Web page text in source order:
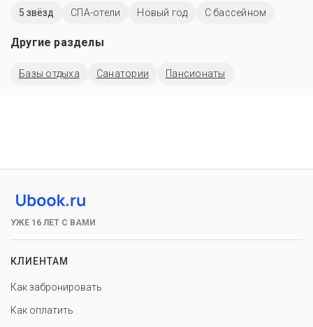
5 звёзд СПА-отели Новый год C бассейном
Другие разделы
Базы отдыха Санатории Пансионаты
УЖЕ 16 ЛЕТ С ВАМИ
КЛИЕНТАМ
Как забронировать
Как оплатить